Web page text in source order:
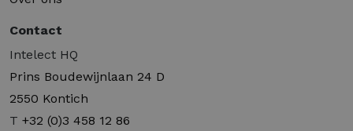
Contact
Intelect HQ
Prins Boudewijnlaan 24 D
2550 Kontich
T +32 (0)3 458 12 86